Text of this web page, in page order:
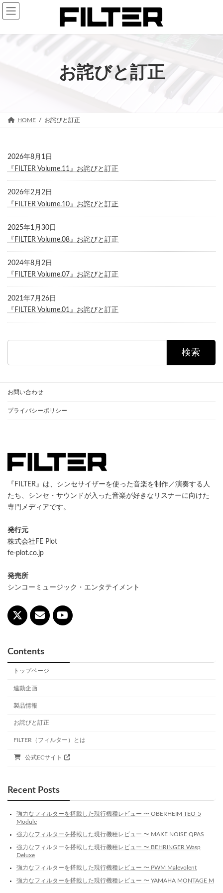
コ
ン
ナ
ビ
お詫びと訂正
HOME お詫びと訂正
2026年8月1日
『FILTER Volume.11』お詫びと訂正
2026年2月2日
『FILTER Volume.10』お詫びと訂正
2025年1月30日
『FILTER Volume.08』お詫びと訂正
2024年8月2日
『FILTER Volume.07』お詫びと訂正
2021年7月26日
『FILTER Volume.01』お詫びと訂正
お問い合わせ
プライバシーポリシー
『FILTER』は、シンセサイザーを使った音楽を制作／演奏する人
たち、シンセ・サウンドが入った音楽が好きなリスナーに向けた
専門メディアです。
発行元
株式会社FE Plot
fe-plot.co.jp
発売所
シンコーミュージック・エンタテイメント
Contents
トップページ
連動企画
製品情報
お詫びと訂正
FILTER（フィルター）とは
公式ECサイト
Recent Posts
強力なフィルターを搭載した現行機種レビュー 〜 OBERHEIM TEO-5
Module
強力なフィルターを搭載した現行機種レビュー 〜 MAKE NOISE QPAS
強力なフィルターを搭載した現行機種レビュー 〜 BEHRINGER Wasp
Deluxe
強力なフィルターを搭載した現行機種レビュー 〜 PWM Malevolent
強力なフィルターを搭載した現行機種レビュー 〜 YAMAHA MONTAGE M